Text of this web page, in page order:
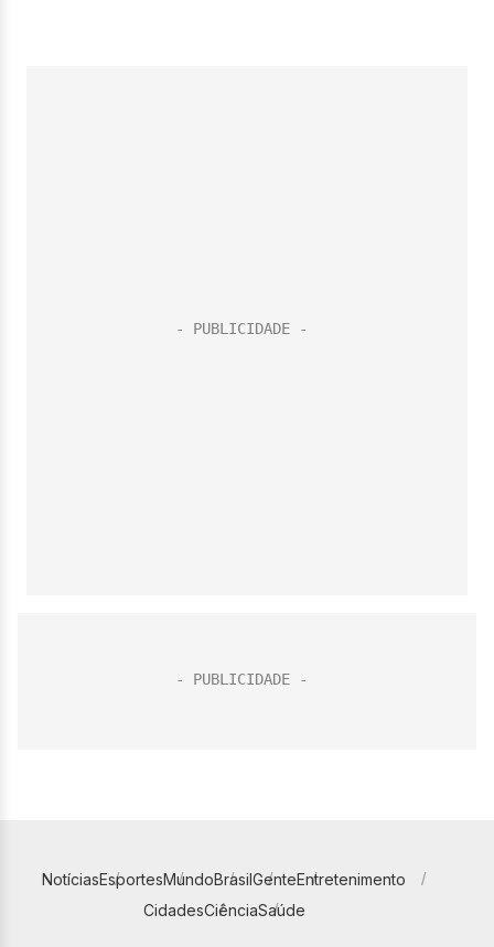
NotíciasEsportesMundoBrasilGenteEntretenimento
CidadesCiênciaSaúde